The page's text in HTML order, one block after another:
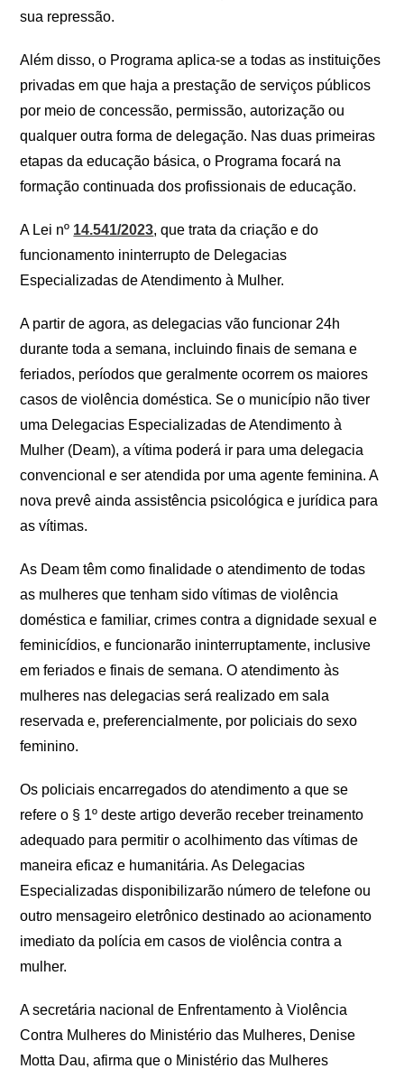
sua repressão.
Além disso, o Programa aplica-se a todas as instituições
privadas em que haja a prestação de serviços públicos
por meio de concessão, permissão, autorização ou
qualquer outra forma de delegação. Nas duas primeiras
etapas da educação básica, o Programa focará na
formação continuada dos profissionais de educação.
A Lei nº 14.541/2023, que trata da criação e do
funcionamento ininterrupto de Delegacias
Especializadas de Atendimento à Mulher.
A partir de agora, as delegacias vão funcionar 24h
durante toda a semana, incluindo finais de semana e
feriados, períodos que geralmente ocorrem os maiores
casos de violência doméstica. Se o município não tiver
uma Delegacias Especializadas de Atendimento à
Mulher (Deam), a vítima poderá ir para uma delegacia
convencional e ser atendida por uma agente feminina. A
nova prevê ainda assistência psicológica e jurídica para
as vítimas.
As Deam têm como finalidade o atendimento de todas
as mulheres que tenham sido vítimas de violência
doméstica e familiar, crimes contra a dignidade sexual e
feminicídios, e funcionarão ininterruptamente, inclusive
em feriados e finais de semana. O atendimento às
mulheres nas delegacias será realizado em sala
reservada e, preferencialmente, por policiais do sexo
feminino.
Os policiais encarregados do atendimento a que se
refere o § 1º deste artigo deverão receber treinamento
adequado para permitir o acolhimento das vítimas de
maneira eficaz e humanitária. As Delegacias
Especializadas disponibilizarão número de telefone ou
outro mensageiro eletrônico destinado ao acionamento
imediato da polícia em casos de violência contra a
mulher.
A secretária nacional de Enfrentamento à Violência
Contra Mulheres do Ministério das Mulheres, Denise
Motta Dau, afirma que o Ministério das Mulheres